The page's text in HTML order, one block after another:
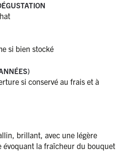
si bien stocké
si conservé au frais et à
brillant, avec une légère
évoquant la fraîcheur du bouquet